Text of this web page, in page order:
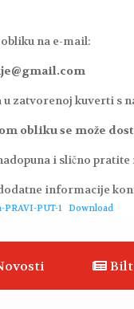
na e-mail:
u zatvorenoj kuverti s
obliku se može
i slično
dodatne informacije
PUT-1 Download